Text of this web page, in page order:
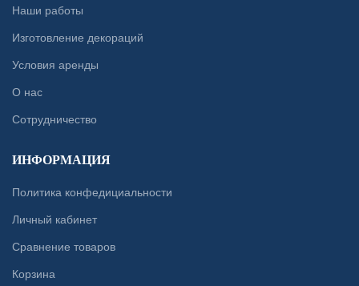
Наши работы
Изготовление декораций
Условия аренды
О нас
Сотрудничество
ИНФОРМАЦИЯ
Политика конфедициальности
Личный кабинет
Сравнение товаров
Корзина